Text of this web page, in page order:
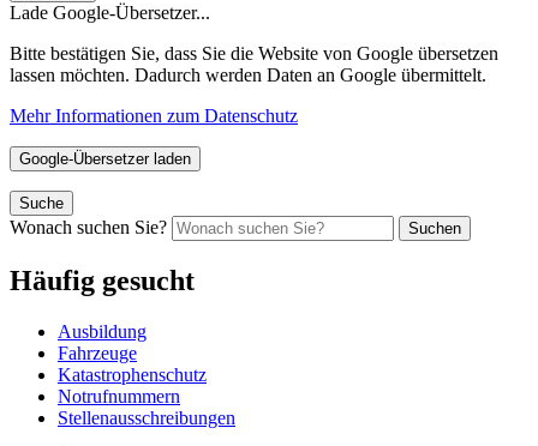
Lade Google-Übersetzer...
Bitte bestätigen Sie, dass Sie die Website von Google übersetzen
lassen möchten. Dadurch werden Daten an Google übermittelt.
Mehr Informationen zum Datenschutz
Google-Übersetzer laden
Suche
Wonach suchen Sie? Suchen
Häufig gesucht
Ausbildung
Fahrzeuge
Katastrophenschutz
Notrufnummern
Stellenausschreibungen